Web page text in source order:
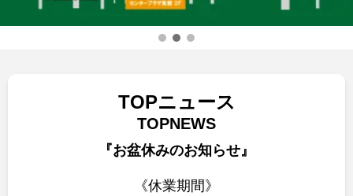
TOPニュース
TOPNEWS
『お盆休みのお知らせ』
《休業期間》